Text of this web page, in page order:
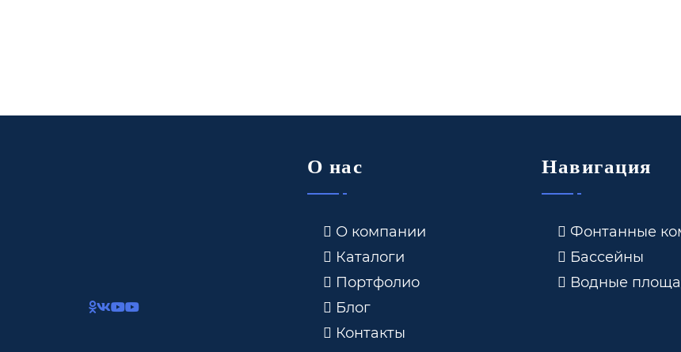
О нас
О компании
Каталоги
Портфолио
Блог
Контакты
Навигация
Фонтанные
Бассейны
Водные